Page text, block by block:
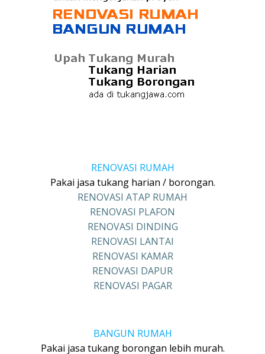
RENOVASI RUMAH
Pakai jasa tukang harian / borongan.
RENOVASI ATAP RUMAH
RENOVASI PLAFON
RENOVASI DINDING
RENOVASI LANTAI
RENOVASI KAMAR
RENOVASI DAPUR
RENOVASI PAGAR
BANGUN RUMAH
Pakai jasa tukang borongan lebih murah.